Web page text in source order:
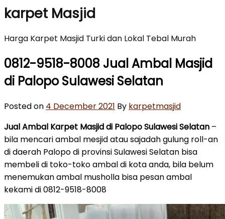
karpet Masjid
Harga Karpet Masjid Turki dan Lokal Tebal Murah
0812-9518-8008 Jual Ambal Masjid
di Palopo Sulawesi Selatan
Posted on 4 December 2021 By karpetmasjid
Jual Ambal Karpet Masjid di Palopo Sulawesi Selatan –
bila mencari ambal mesjid atau sajadah gulung roll-an
di daerah Palopo di provinsi Sulawesi Selatan bisa
membeli di toko-toko ambal di kota anda, bila belum
menemukan ambal musholla bisa pesan ambal
kekami di 0812-9518-8008